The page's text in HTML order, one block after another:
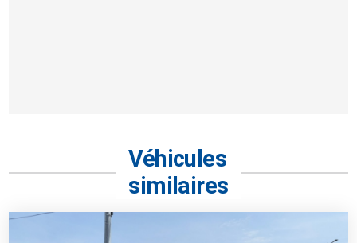
Véhicules
similaires